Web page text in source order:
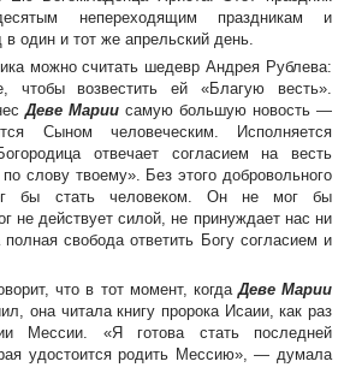
непереходящим праздникам и
один и тот же апрельский день.
можно считать шедевр Андрея Рублева:
чтобы возвестить ей «Благую весть».
Деве Марии самую большую новость —
Сыном человеческим. Исполняется
отвечает согласием на весть
слову твоему». Без этого добровольного
бы стать человеком. Он не мог бы
не действует силой, не принуждает нас ни
свобода ответить Богу согласием и
что в тот момент, когдаДеве Марии
она читала книгу пророка Исаии, как раз
Мессии. «Я готова стать последней
удостоится родить Мессию», — думала